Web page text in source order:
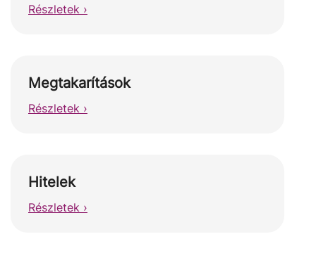
Részletek ›
Megtakarítások
Részletek ›
Hitelek
Részletek ›